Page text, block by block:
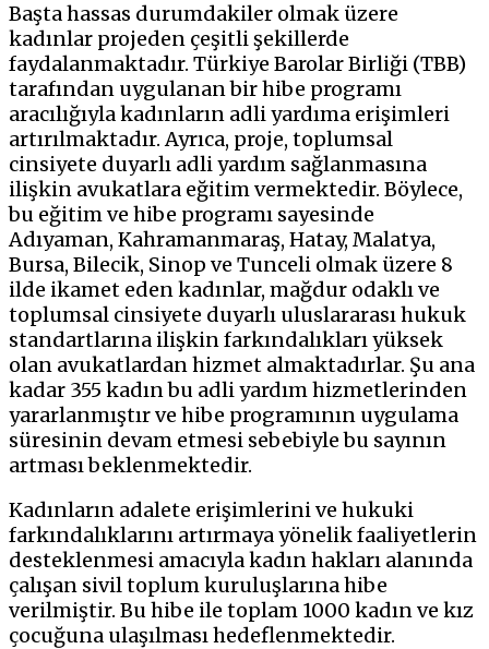
Başta hassas durumdakiler olmak üzere
kadınlar projeden çeşitli şekillerde
faydalanmaktadır. Türkiye Barolar Birliği (TBB)
tarafından uygulanan bir hibe programı
aracılığıyla kadınların adli yardıma erişimleri
artırılmaktadır. Ayrıca, proje, toplumsal
cinsiyete duyarlı adli yardım sağlanmasına
ilişkin avukatlara eğitim vermektedir. Böylece,
bu eğitim ve hibe programı sayesinde
Adıyaman, Kahramanmaraş, Hatay, Malatya,
Bursa, Bilecik, Sinop ve Tunceli olmak üzere 8
ilde ikamet eden kadınlar, mağdur odaklı ve
toplumsal cinsiyete duyarlı uluslararası hukuk
standartlarına ilişkin farkındalıkları yüksek
olan avukatlardan hizmet almaktadırlar. Şu ana
kadar 355 kadın bu adli yardım hizmetlerinden
yararlanmıştır ve hibe programının uygulama
süresinin devam etmesi sebebiyle bu sayının
artması beklenmektedir.
Kadınların adalete erişimlerini ve hukuki
farkındalıklarını artırmaya yönelik faaliyetlerin
desteklenmesi amacıyla kadın hakları alanında
çalışan sivil toplum kuruluşlarına hibe
verilmiştir. Bu hibe ile toplam 1000 kadın ve kız
çocuğuna ulaşılması hedeflenmektedir.